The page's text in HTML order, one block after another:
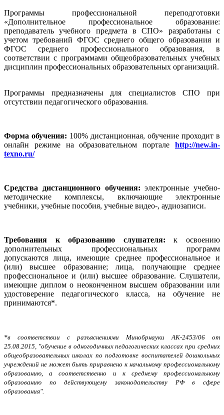
Программы профессиональной переподготовки
«Дополнительное профессиональное образование:
преподаватель учебного предмета в СПО» разработаны с
учетом требований ФГОС среднего общего образования и
ФГОС среднего профессионального образования, в
соответствии с программами общеобразовательных учебных
дисциплин профессиональных образовательных организаций.
Программы предназначены для специалистов СПО при
отсутствии педагогического образования.
Форма обучения: 100% дистанционная, обучение проходит в
онлайн режиме на образовательном портале http://new.in-
texno.ru/
Средства дистанционного обучения: электронные учебно-
методические комплексы, включающие электронные
учебники, учебные пособия, учебные видео-, аудиозаписи.
Требования к образованию слушателя:к освоению
дополнительных профессиональных программ
допускаются
лица, имеющие среднее профессиональное и
(или) высшее образование; лица, получающие среднее
профессиональное и (или) высшее образование. Слушатели,
имеющие диплом о неоконченном высшем образовании или
удостоверение педагогического класса, на обучение не
принимаются*.
*в соответствии с разъяснениями Минобрнауки АК-2453/06 от
25.08.2015, "обучение в одногодичных педагогических классах при средних
общеобразовательных школах по подготовке воспитателей дошкольных
учреждений не может быть приравнено к начальному профессиональному
образованию, а соответственно и к среднему профессиональному
образованию по действующему законодательству РФ в сфере
образования".